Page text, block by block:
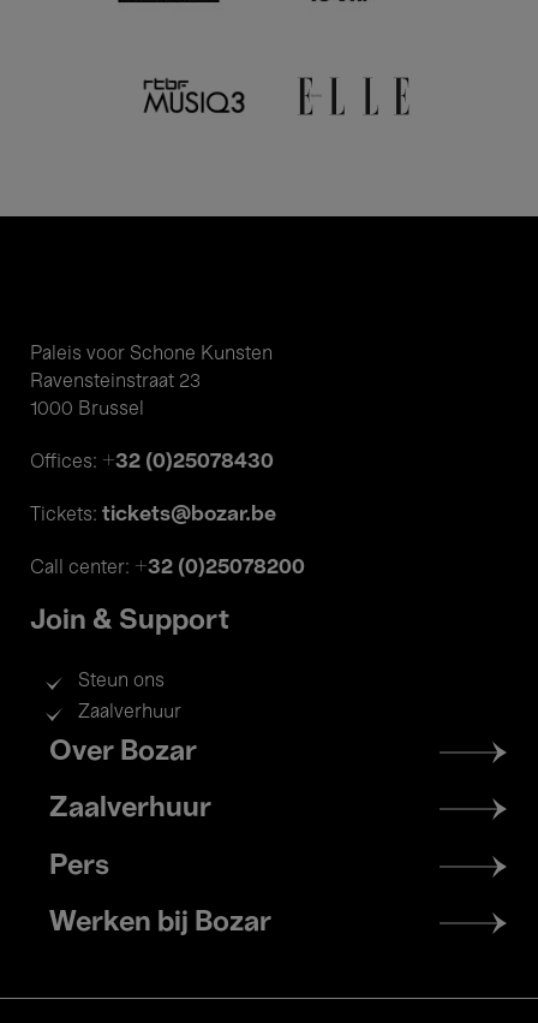
Paleis voor Schone Kunsten
Ravensteinstraat 23
1000 Brussel
Offices: +32 (0)25078430
Tickets: tickets@bozar.be
Call center: +32 (0)25078200
Join & Support
Steun ons
Zaalverhuur
Footer
menu
Over Bozar
Zaalverhuur
Pers
Werken bij Bozar